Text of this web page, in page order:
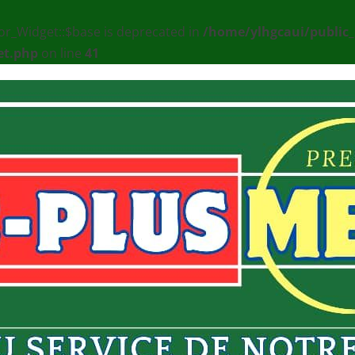
is deprecated in /home/ylhgcaui/
on line 41